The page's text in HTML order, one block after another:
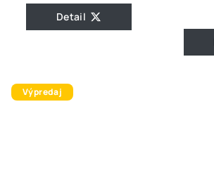
Detail
Výpredaj